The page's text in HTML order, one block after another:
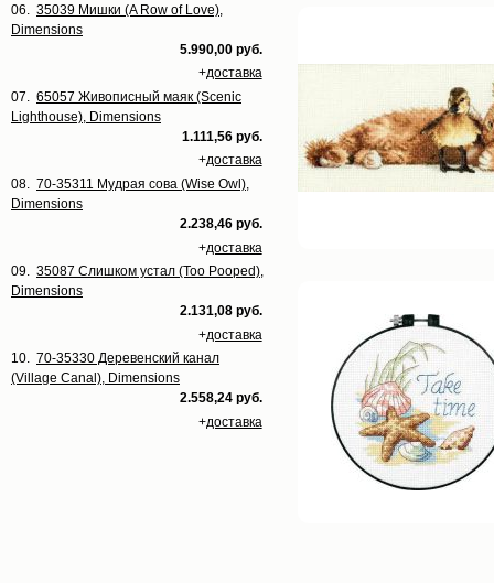
06. 35039 Мишки (A Row of Love),
Dimensions
5.990,00 руб.
+доставка
07. 65057 Живописный маяк (Scenic
Lighthouse), Dimensions
1.111,56 руб.
+доставка
08. 70-35311 Мудрая сова (Wise Owl),
Dimensions
2.238,46 руб.
+доставка
09. 35087 Слишком устал (Too Pooped),
Dimensions
2.131,08 руб.
+доставка
10. 70-35330 Деревенский канал
(Village Canal), Dimensions
2.558,24 руб.
+доставка